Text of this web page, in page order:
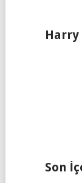
Harry
Son